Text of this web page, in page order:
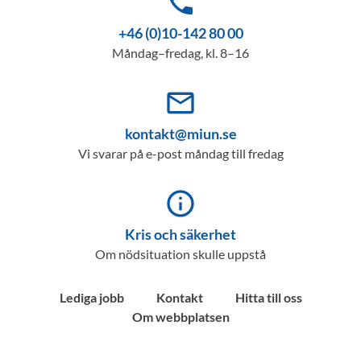
+46 (0)10-142 80 00
Måndag–fredag, kl. 8–16
mail_outline
kontakt@miun.se
Vi svarar på e-post måndag till fredag
info_outline
Kris och säkerhet
Om nödsituation skulle uppstå
Lediga jobb Kontakt
Hitta till oss
Om webbplatsen